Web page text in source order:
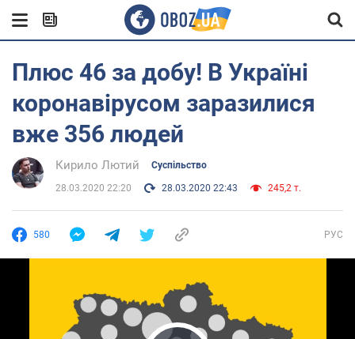
Плюс 46 за добу! В Україні
коронавірусом заразилися
вже 356 людей
Кирило Лютий Суспільство
28.03.2020 22:20 28.03.2020 22:43 245,2 т.
580 РУС